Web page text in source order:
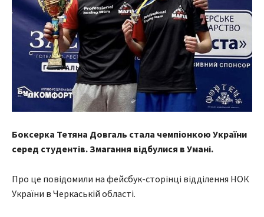
Боксерка Тетяна Довгаль стала чемпіонкою України
серед студентів. Змагання відбулися в Умані.
Про це повідомили на фейсбук-сторінці відділення НОК
України в Черкаській області.